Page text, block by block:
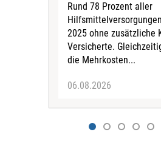
Rund 78 Prozent aller
2025 ohne zusätzliche
Versicherte.
die Mehrkosten...
06.08.2026